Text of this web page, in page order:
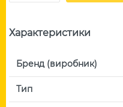
Характеристики
Бренд (виробник)
Тип